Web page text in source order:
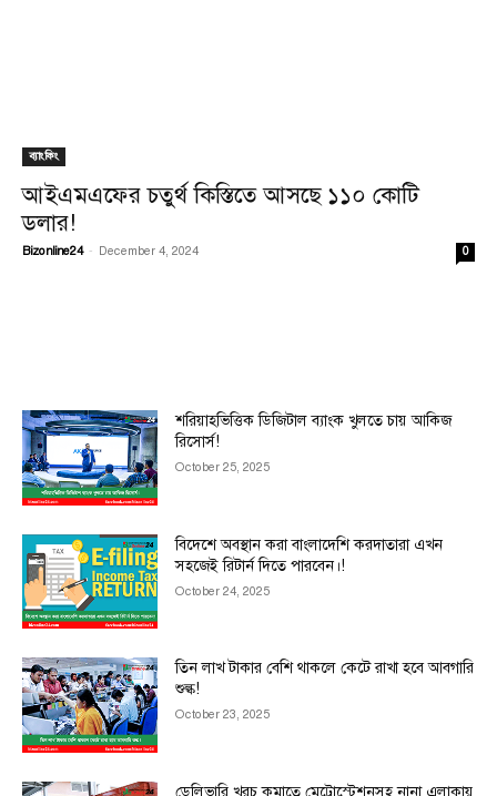
ব্যাংকিং
আইএমএফের চতুর্থ কিস্তিতে আসছে ১১০ কোটি
ডলার!
Bizonline24 - December 4, 2024 0
শরিয়াহভিত্তিক ডিজিটাল ব্যাংক খুলতে চায় আকিজ
রিসোর্স!
October 25, 2025
বিদেশে অবস্থান করা বাংলাদেশি করদাতারা এখন
সহজেই রিটার্ন দিতে পারবেন।!
October 24, 2025
তিন লাখ টাকার বেশি থাকলে কেটে রাখা হবে আবগারি
শুল্ক!
October 23, 2025
ডেলিভারি খরচ কমাতে মেট্রোস্টেশনসহ নানা এলাকায়